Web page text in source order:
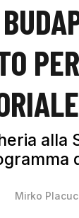
alla
Mirko